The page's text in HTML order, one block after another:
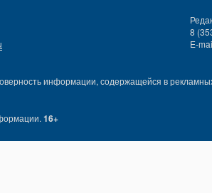
8
E-
информации, содержащейся в
16+